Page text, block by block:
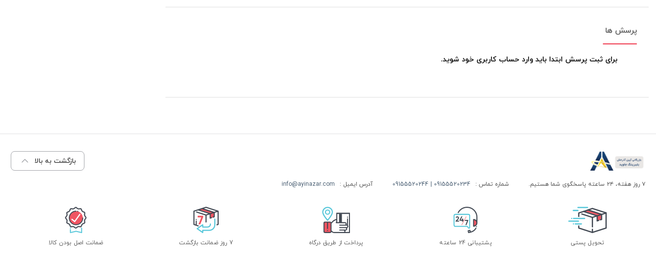
پرسش ها
برای ثبت پرسش ابتدا باید وارد حساب کاربری خود شوید.
بازگشت به بالا
۷ روز هفته، ۲۴ ساعته پاسخگوی شما هستیم. شماره تماس : 09155520234 | 09155520244 آدرس ایمیل : info@ayinazar.com
تحویل پستی پشتیبانی 24 ساعته پرداخت از طریق درگاه 7 روز ضمانت بازگشت ضمانت اصل بودن کالا